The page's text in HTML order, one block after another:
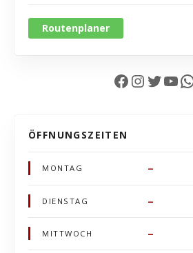
Routenplaner
Facebook InstagramTwitter YouTube WhatsApp
ÖFFNUNGSZEITEN
MONTAG –
DIENSTAG –
MITTWOCH –